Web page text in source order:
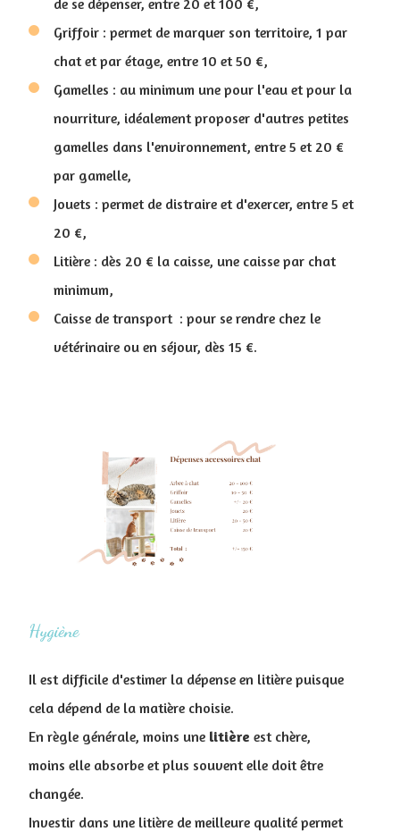
de se dépenser, entre 20 et 100 €,
Griffoir : permet de marquer son territoire, 1 par
chat et par étage, entre 10 et 50 €,
Gamelles : au minimum une pour l'eau et pour la
nourriture, idéalement proposer d'autres petites
gamelles dans l'environnement, entre 5 et 20 €
par gamelle,
Jouets : permet de distraire et d'exercer, entre 5 et
20 €,
Litière : dès 20 € la caisse, une caisse par chat
minimum,
Caisse de transport : pour se rendre chez le
vétérinaire ou en séjour, dès 15 €.
Hygiène
Il est difficile d'estimer la dépense en litière puisque
cela dépend de la matière choisie.
En règle générale, moins une litière est chère,
moins elle absorbe et plus souvent elle doit être
changée.
Investir dans une litière de meilleure qualité permet